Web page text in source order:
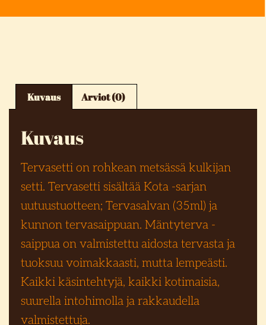
Kuvaus Arviot (0)
Kuvaus
Tervasetti on rohkean metsässä kulkijan
setti. Tervasetti sisältää Kota -sarjan
uutuustuotteen; Tervasalvan (35ml) ja
kunnon tervasaippuan. Mäntyterva -
saippua on valmistettu aidosta tervasta ja
tuoksuu voimakkaasti, mutta lempeästi.
Kaikki käsintehtyjä, kaikki kotimaisia,
suurella intohimolla ja rakkaudella
valmistettuja.